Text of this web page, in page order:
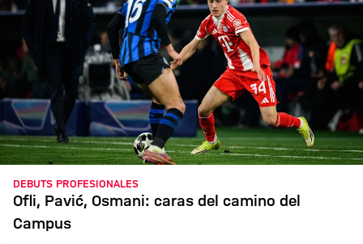
DEBUTS PROFESIONALES
Ofli, Pavić, Osmani: caras del camino del
Campus